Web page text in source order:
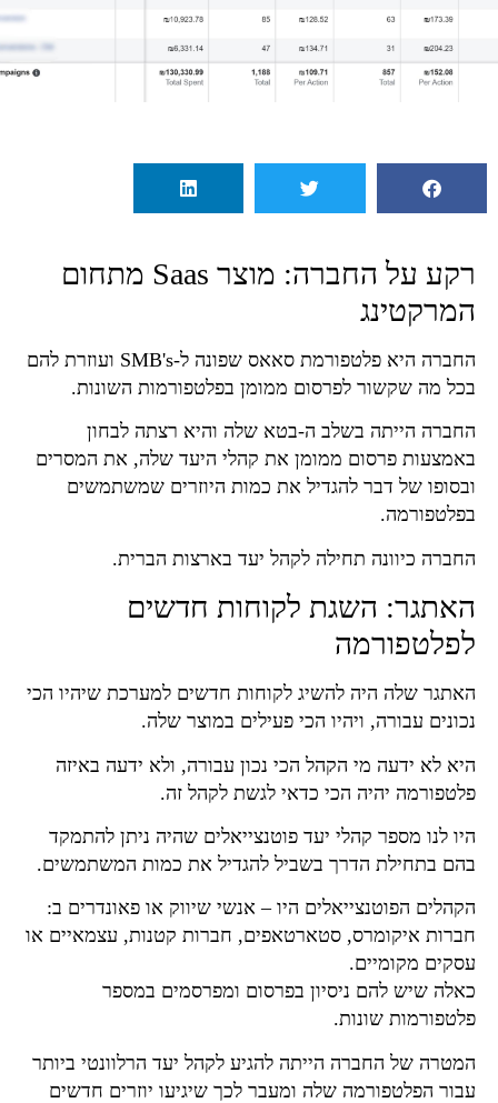
רקע על החברה: מוצר Saas מתחום
המרקטינג
החברה היא פלטפורמת סאאס שפונה ל-SMB's ועוזרת להם
בכל מה שקשור לפרסום ממומן בפלטפורמות השונות.
החברה הייתה בשלב ה-בטא שלה והיא רצתה לבחון
באמצעות פרסום ממומן את קהלי היעד שלה, את המסרים
ובסופו של דבר להגדיל את כמות היוזרים שמשתמשים
בפלטפורמה.
החברה כיוונה תחילה לקהל יעד בארצות הברית.
האתגר: השגת לקוחות חדשים
לפלטפורמה
האתגר שלה היה להשיג לקוחות חדשים למערכת שיהיו הכי
נכונים עבורה, ויהיו הכי פעילים במוצר שלה.
היא לא ידעה מי הקהל הכי נכון עבורה, ולא ידעה באיזה
פלטפורמה יהיה הכי כדאי לגשת לקהל זה.
היו לנו מספר קהלי יעד פוטנצייאלים שהיה ניתן להתמקד
בהם בתחילת הדרך בשביל להגדיל את כמות המשתמשים.
הקהלים הפוטנצייאלים היו – אנשי שיווק או פאונדרים ב:
חברות איקומרס,סטארטאפים,חברות קטנות,עצמאיים או
עסקים מקומיים.
כאלה שיש להם ניסיון בפרסום ומפרסמים במספר
פלטפורמות שונות.
המטרה של החברה הייתה להגיע לקהל יעד הרלוונטי ביותר
עבור הפלטפורמה שלה ומעבר לכך שיגיעו יוזרים חדשים